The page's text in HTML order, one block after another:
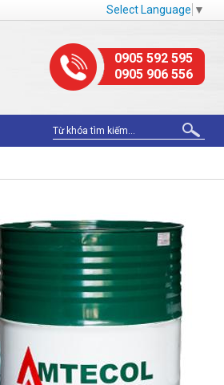
Select Language ▼
0905 592 595
0905 906 556